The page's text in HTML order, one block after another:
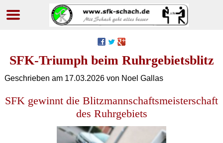
SFK-Triumph beim Ruhrgebietsblitz
Geschrieben am 17.03.2026von Noel Gallas
SFK gewinnt die Blitzmannschaftsmeisterschaft
des Ruhrgebiets